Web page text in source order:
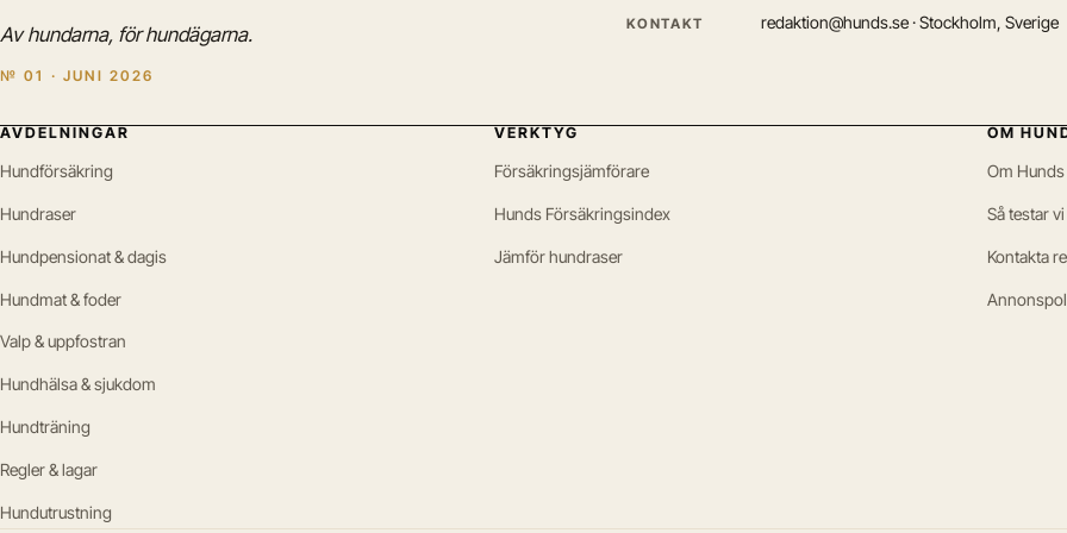
Av hundarna, för hundägarna.
№ 01 · JUNI 2026
KONTAKT redaktion@hunds.se · Stockholm, Sverige
AVDELNINGAR
Hundförsäkring
Hundraser
Hundpensionat & dagis
Hundmat & foder
Valp & uppfostran
Hundhälsa & sjukdom
Hundträning
Regler & lagar
Hundutrustning
VERKTYG
Försäkringsjämförare
Hunds Försäkringsindex
Jämför hundraser
OM
Om Hunds
Så testar vi
Kontakta